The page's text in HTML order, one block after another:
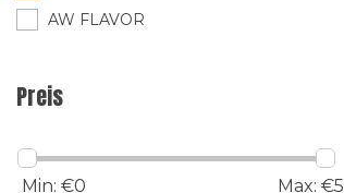
AW FLAVOR
Preis
Min: €0 Max: €5